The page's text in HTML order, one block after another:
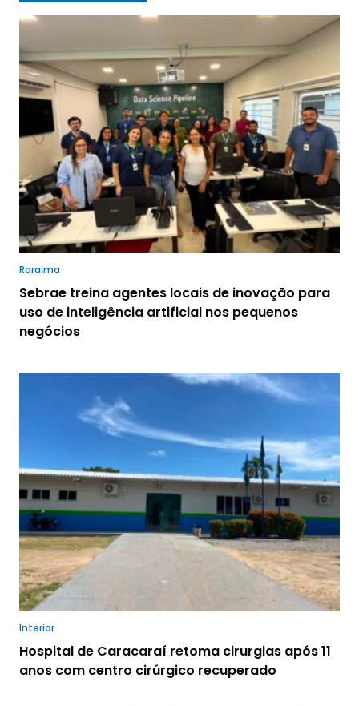
Roraima
Sebrae treina agentes locais de inovação para
uso de inteligência artificial nos pequenos
negócios
Interior
Hospital de Caracaraí retoma cirurgias após 11
anos com centro cirúrgico recuperado